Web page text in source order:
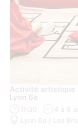
Activité artistique
Lyon 6è
1h30
4 à 6
Lyon 6e / Les